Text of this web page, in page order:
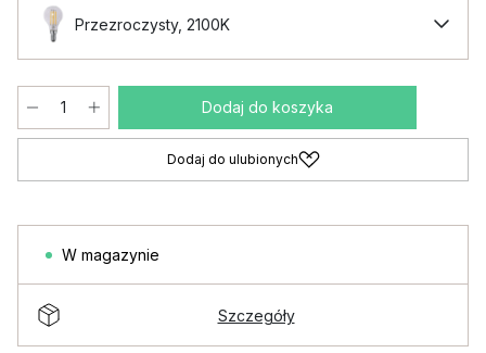
Przezroczysty, 2100K
Dodaj do koszyka
Dodaj do ulubionych
W magazynie
Szczegóły